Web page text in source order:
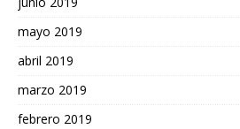
mayo 2019
abril 2019
marzo 2019
febrero 2019